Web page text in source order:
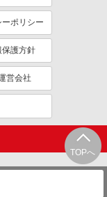
TOPへ
ポリシー
護方針
営会社